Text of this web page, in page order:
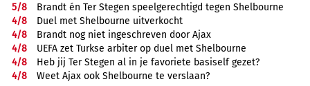
5/8
Brandt én Ter Stegen speelgerechtigd tegen Shelbourne
4/8
Duel met Shelbourne uitverkocht
4/8
Brandt nog niet ingeschreven door Ajax
4/8
UEFA zet Turkse arbiter op duel met Shelbourne
4/8
Heb jij Ter Stegen al in je favoriete basiself gezet?
4/8 Weet Ajax ook Shelbourne te verslaan?